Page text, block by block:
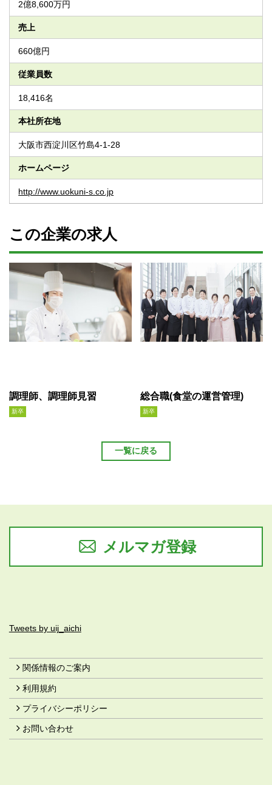
2億8,600万円
売上
660億円
従業員数
18,416名
本社所在地
大阪市西淀川区竹島4-1-28
ホームページ
http://www.uokuni-s.co.jp
この企業の求人
調理師、調理師見習
新卒
総合職(食堂の運営管理)
新卒
一覧に戻る
メルマガ登録
Tweets by uij_aichi
関係情報のご案内
利用規約
プライバシーポリシー
お問い合わせ